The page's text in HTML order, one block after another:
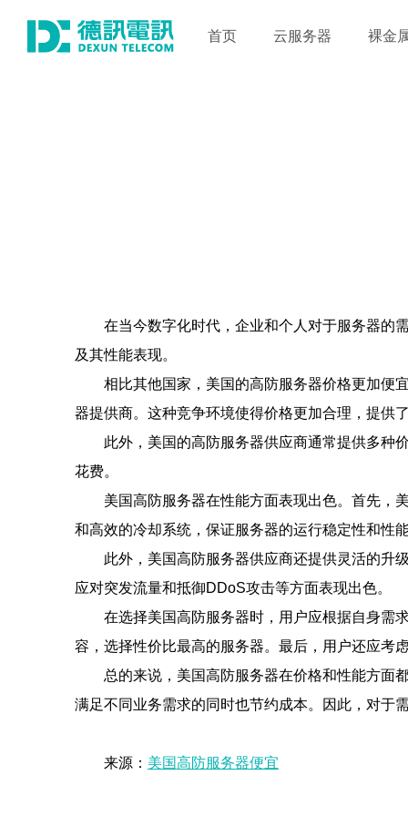
首页 云服务器 裸金
在当今数字化时代，企业和个人对于服务器的
及其性能表现。
相比其他国家，美国的高防服务器价格更加便
器提供商。这种竞争环境使得价格更加合理，提供
此外，美国的高防服务器供应商通常提供多种
花费。
美国高防服务器在性能方面表现出色。首先，
和高效的冷却系统，保证服务器的运行稳定性和性
此外，美国高防服务器供应商还提供灵活的升
应对突发流量和抵御DDoS攻击等方面表现出色。
在选择美国高防服务器时，用户应根据自身需
容，选择性价比最高的服务器。最后，用户还应考
总的来说，美国高防服务器在价格和性能方面
满足不同业务需求的同时也节约成本。因此，对于
来源： 美国高防服务器便宜